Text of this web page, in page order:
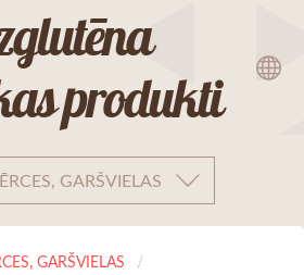
produkti
GARŠVIELAS
GARŠVIELAS